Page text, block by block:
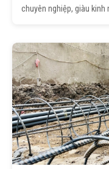
chuyên nghiệp, giàu